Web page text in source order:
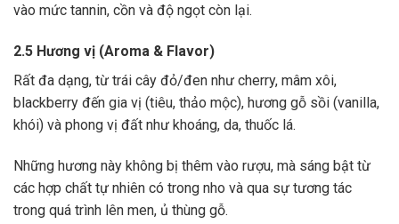
vào mức tannin, cồn và độ ngọt còn lại.
2.5 Hương vị (Aroma & Flavor)
Rất đa dạng, từ trái cây đỏ/đen như cherry, mâm xôi,
blackberry đến gia vị (tiêu, thảo mộc), hương gỗ sồi (vanilla,
khói) và phong vị đất như khoáng, da, thuốc lá.
Những hương này không bị thêm vào rượu, mà sáng bật từ
các hợp chất tự nhiên có trong nho và qua sự tương tác
trong quá trình lên men, ủ thùng gỗ.